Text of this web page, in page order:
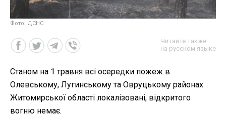
Фото: ДСНС
Читайте также
на русском языке
Станом на 1 травня всі осередки пожеж в
Олевському, Лугинському та Овруцькому районах
Житомирської області локалізовані, відкритого
вогню немає.